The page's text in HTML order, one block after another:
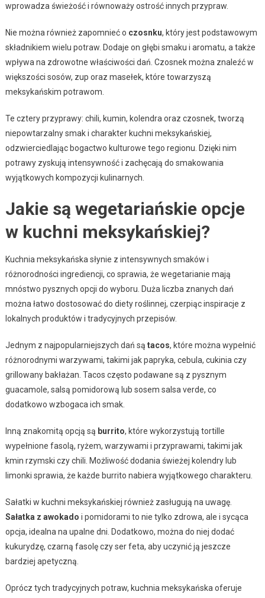
wprowadza świeżość i równoważy ostrość innych przypraw.
Nie można również zapomnieć o czosnku, który jest podstawowym
składnikiem wielu potraw. Dodaje on głębi smaku i aromatu, a także
wpływa na zdrowotne właściwości dań. Czosnek można znaleźć w
większości sosów, zup oraz masełek, które towarzyszą
meksykańskim potrawom.
Te cztery przyprawy: chili, kumin, kolendra oraz czosnek, tworzą
niepowtarzalny smak i charakter kuchni meksykańskiej,
odzwierciedlając bogactwo kulturowe tego regionu. Dzięki nim
potrawy zyskują intensywność i zachęcają do smakowania
wyjątkowych kompozycji kulinarnych.
Jakie są wegetariańskie opcje
w kuchni meksykańskiej?
Kuchnia meksykańska słynie z intensywnych smaków i
różnorodności ingrediencji, co sprawia, że wegetarianie mają
mnóstwo pysznych opcji do wyboru. Duża liczba znanych dań
można łatwo dostosować do diety roślinnej, czerpiąc inspiracje z
lokalnych produktów i tradycyjnych przepisów.
Jednym z najpopularniejszych dań są tacos, które można wypełnić
różnorodnymi warzywami, takimi jak papryka, cebula, cukinia czy
grillowany bakłażan. Tacos często podawane są z pysznym
guacamole, salsą pomidorową lub sosem salsa verde, co
dodatkowo wzbogaca ich smak.
Inną znakomitą opcją są burrito, które wykorzystują tortille
wypełnione fasolą, ryżem, warzywami i przyprawami, takimi jak
kmin rzymski czy chili. Możliwość dodania świeżej kolendry lub
limonki sprawia, że każde burrito nabiera wyjątkowego charakteru.
Sałatki w kuchni meksykańskiej również zasługują na uwagę.
Sałatka z awokado i pomidorami to nie tylko zdrowa, ale i sycąca
opcja, idealna na upalne dni. Dodatkowo, można do niej dodać
kukurydzę, czarną fasolę czy ser feta, aby uczynić ją jeszcze
bardziej apetyczną.
Oprócz tych tradycyjnych potraw, kuchnia meksykańska oferuje